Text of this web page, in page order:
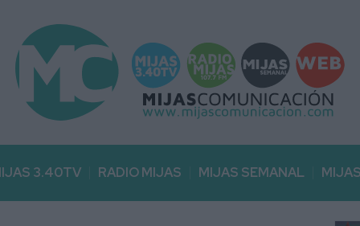
3.40TV RADIO MIJAS MIJAS SEMANAL